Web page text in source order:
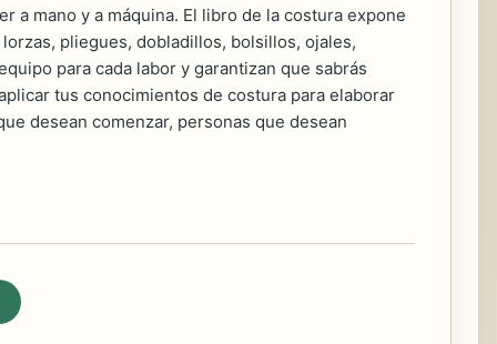
a mano y a máquina. El libro de la costura expone
pliegues, dobladillos, bolsillos, ojales,
para cada labor y garantizan que sabrás
tus conocimientos de costura para elaborar
desean comenzar, personas que desean